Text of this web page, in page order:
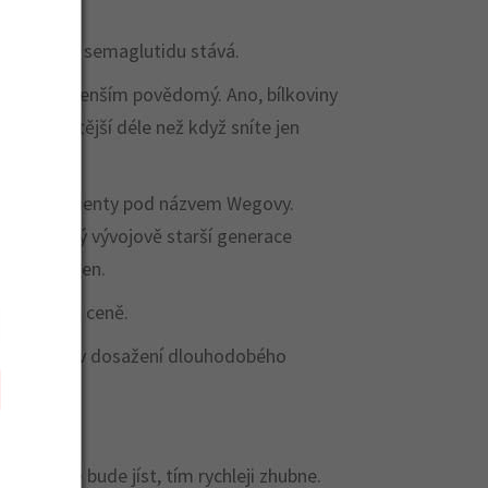
se na semaglutidu stává.
přinejmenším povědomý. Ano, bílkoviny
se sytější déle než když sníte jen
pacienty pod názvem Wegovy.
dostupný vývojově starší generace
každý den.
vysoké ceně.
v dosažení dlouhodobého
méně bude jíst, tím rychleji zhubne.